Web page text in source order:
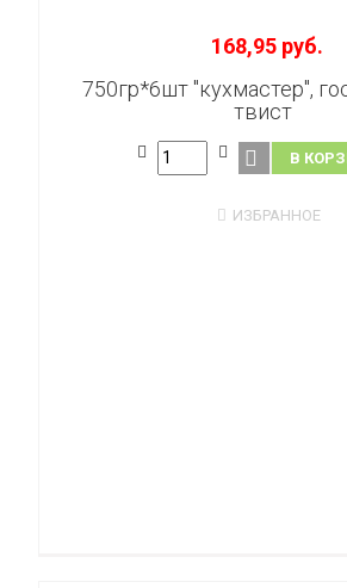
168,95 руб.
750гр*6шт "кухмастер",
твист
В
ИЗБРАННОЕ